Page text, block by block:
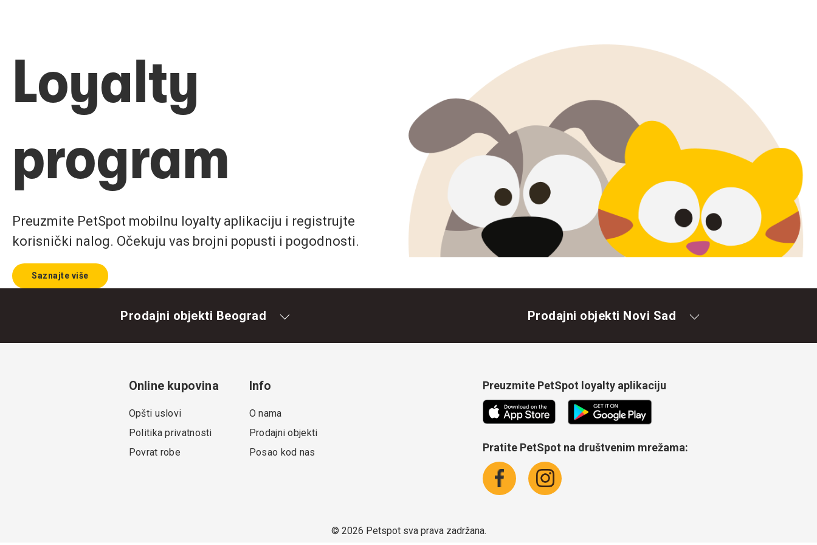
Loyalty
program
Preuzmite PetSpot mobilnu loyalty aplikaciju i registrujte
korisnički nalog. Očekuju vas brojni popusti i pogodnosti.
Saznajte više
Prodajni objekti Beograd Prodajni objekti Novi Sad
Online kupovina
Opšti uslovi
Politika privatnosti
Povrat robe
Info
O nama
Prodajni objekti
Posao kod nas
Preuzmite PetSpot loyalty aplikaciju
Pratite PetSpot na društvenim mrežama:
© 2026 Petspot sva prava zadržana.